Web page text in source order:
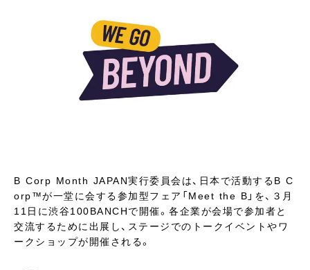
B Corp Month JAPAN実行委員会は、日本で活動するB C
orp™️が一堂に会する参加型フェア「Meet the B」を、３月
11日に渋谷100BANCHで開催。各企業が会場で参加者と
交流するために出展し、ステージでのトークイベントやワ
ークショップが開催される。